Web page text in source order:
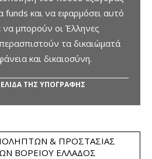
funds και να εφαρμόσει αυτό
μπορούν οι Έλληνες
τα δικαιώματά
και δικαιοσύνη.
ΤΗΣ ΥΠΟΓΡΑΦΗΣ
& ΠΡΟΣΤΑΣΊΑΣ
ΒΟΡΕΊΟΥ ΕΛΛΆΔΟΣ